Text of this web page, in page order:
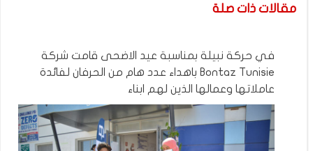
مقالات ذات صلة
في حركة نبيلة بمناسبة عيد الاضحى قامت شركة
Bontaz Tunisie باهداء عدد هام من الحرفان لفائدة
عاملاتها وعمالها الذين لهم ابناء